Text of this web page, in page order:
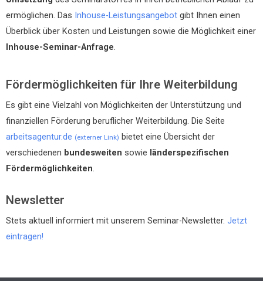
ermöglichen. Das Inhouse-Leistungsangebot gibt Ihnen einen
Überblick über Kosten und Leistungen sowie die Möglichkeit einer
Inhouse-Seminar-Anfrage.
Fördermöglichkeiten für Ihre Weiterbildung
Es gibt eine Vielzahl von Möglichkeiten der Unterstützung und
finanziellen Förderung beruflicher Weiterbildung. Die Seite
arbeitsagentur.de (externer Link) bietet eine Übersicht der
verschiedenen bundesweiten sowie länderspezifischen
Fördermöglichkeiten.
Newsletter
Stets aktuell informiert mit unserem Seminar-Newsletter. Jetzt
eintragen!